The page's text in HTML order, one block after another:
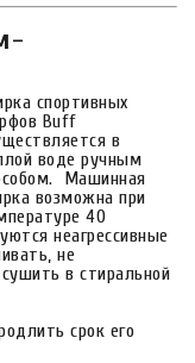
спортивных
Buff
в
воде ручным
Машинная
возможна при
40
неагрессивные
не
в стиральной
срок его